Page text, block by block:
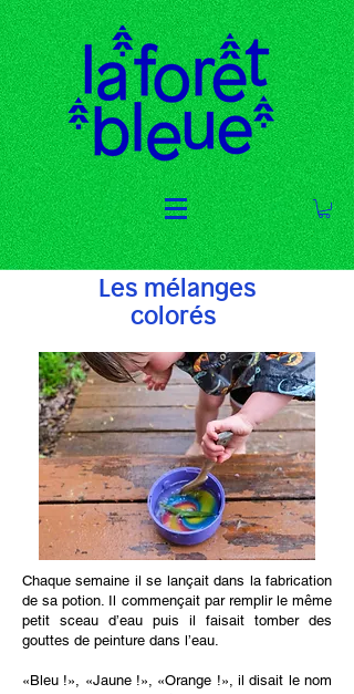
Les mélanges
colorés
Chaque semaine il se lançait dans la fabrication
de sa potion. Il commençait par remplir le même
petit sceau d’eau puis il faisait tomber des
gouttes de peinture dans l’eau.
«Bleu !», «Jaune !», «Orange !», il disait le nom